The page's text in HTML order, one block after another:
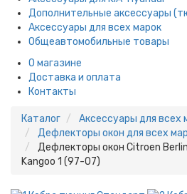
Дополнительные аксессуары
Аксессуары для всех марок
Общеавтомобильные товары
О магазине
Доставка и оплата
Контакты
Каталог
Аксессуары для всех
Дефлекторы окон для всех
Дефлекторы окон Citroen
Kangoo 1 (97-07)